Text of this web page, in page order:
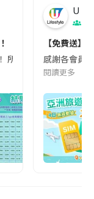
所有得獎電郵已經
U
【免費送】
感謝各會員
閱讀更多